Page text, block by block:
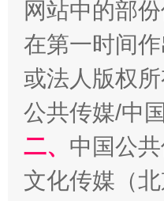
“刷贴”乱象丛
网站中的部
在第一时间
或法人版权
公共传媒/中
二、 中国公
文化传媒（